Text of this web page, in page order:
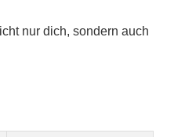
nur dich, sondern auch